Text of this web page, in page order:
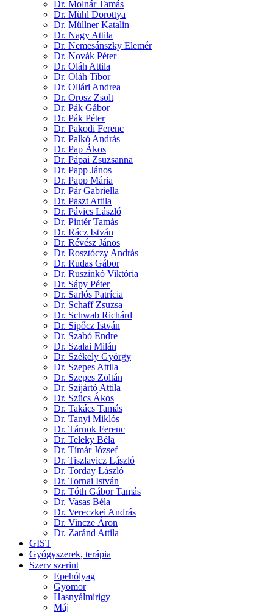
Dr. Molnár Tamás
Dr. Mühl Dorottya
Dr. Müllner Katalin
Dr. Nagy Attila
Dr. Nemesánszky Elemér
Dr. Novák Péter
Dr. Oláh Attila
Dr. Oláh Tibor
Dr. Ollári Andrea
Dr. Orosz Zsolt
Dr. Pák Gábor
Dr. Pák Péter
Dr. Pakodi Ferenc
Dr. Palkó András
Dr. Pap Ákos
Dr. Pápai Zsuzsanna
Dr. Papp János
Dr. Papp Mária
Dr. Pár Gabriella
Dr. Paszt Attila
Dr. Pávics László
Dr. Pintér Tamás
Dr. Rácz István
Dr. Révész János
Dr. Rosztóczy András
Dr. Rudas Gábor
Dr. Ruszinkó Viktória
Dr. Sápy Péter
Dr. Sarlós Patrícia
Dr. Schaff Zsuzsa
Dr. Schwab Richárd
Dr. Sipőcz István
Dr. Szabó Endre
Dr. Szalai Milán
Dr. Székely György
Dr. Szepes Attila
Dr. Szepes Zoltán
Dr. Szijártó Attila
Dr. Szücs Ákos
Dr. Takács Tamás
Dr. Tanyi Miklós
Dr. Tárnok Ferenc
Dr. Teleky Béla
Dr. Tímár József
Dr. Tiszlavicz László
Dr. Torday László
Dr. Tornai István
Dr. Tóth Gábor Tamás
Dr. Vasas Béla
Dr. Vereczkei András
Dr. Vincze Áron
Dr. Zaránd Attila
GIST
Gyógyszerek, terápia
Szerv szerint
Epehólyag
Gyomor
Hasnyálmirigy
Máj